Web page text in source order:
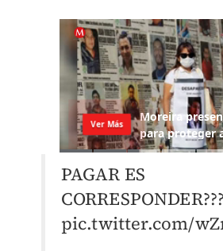
PAGAR ES
pic.twitter.com/